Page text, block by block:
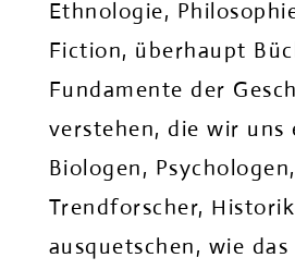
Ethnologie,
Fiction, überhaupt
Fundamente der
verstehen, die wir uns
Biologen,
Trendforscher,
ausquetschen, wie